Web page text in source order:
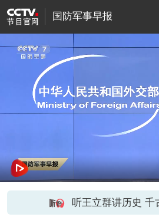
国防军事早报
听王立群讲历史 千